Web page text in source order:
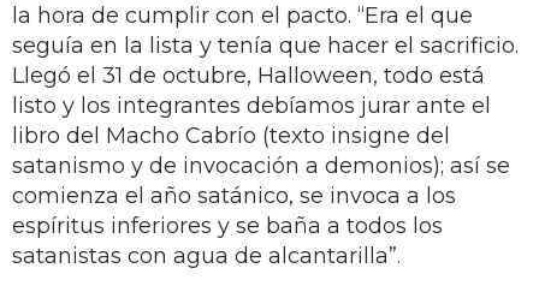
la hora de cumplir con el pacto. “Era el que
seguía en la lista y tenía que hacer el sacrificio.
Llegó el 31 de octubre, Halloween, todo está
listo y los integrantes debíamos jurar ante el
libro del Macho Cabrío (texto insigne del
satanismo y de invocación a demonios); así se
comienza el año satánico, se invoca a los
espíritus inferiores y se baña a todos los
satanistas con agua de alcantarilla”.